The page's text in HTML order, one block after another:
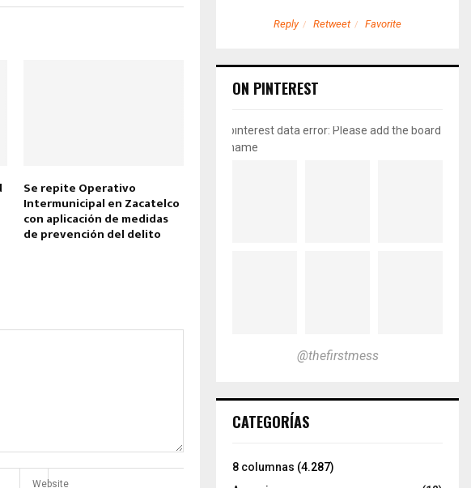
Se repite Operativo
Intermunicipal en Zacatelco
con aplicación de medidas
de prevención del delito
Reply Retweet Favorite
ON PINTEREST
pinterest data error: Please add the board
name
@thefirstmess
CATEGORÍAS
8 columnas (4.287)